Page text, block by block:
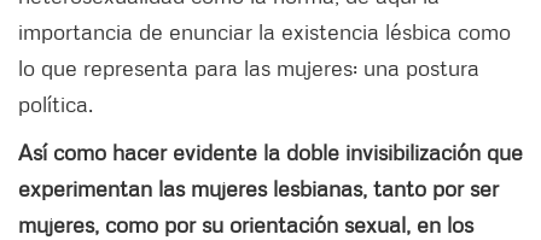
importancia de enunciar la existencia lésbica como
lo que representa para las mujeres: una postura
política.
Así como hacer evidente la doble invisibilización que
experimentan las mujeres lesbianas, tanto por ser
mujeres, como por su orientación sexual, en los